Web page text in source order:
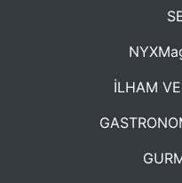
İLHAM